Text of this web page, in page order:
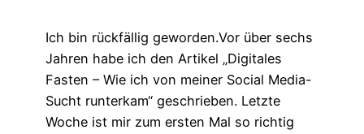
Ich bin rückfällig geworden.Vor über sechs
Jahren habe ich den Artikel „Digitales
Fasten – Wie ich von meiner Social Media-
Sucht runterkam“ geschrieben. Letzte
Woche ist mir zum ersten Mal so richtig